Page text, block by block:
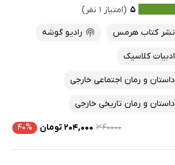
۵ (امتیاز ۱ نفر)
نشر کتاب هرمس
رادیو گوشه
ادبیات کلاسیک
داستان و رمان اجتماعی خارجی
داستان و رمان تاریخی خارجی
۳۴۰۰۰۰ ۲۰۴,۰۰۰ تومان ۴۰%